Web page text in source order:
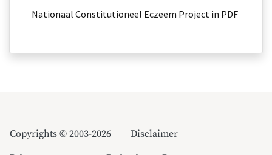
Nationaal Constitutioneel Eczeem Project in PDF
Copyrights © 2003-2026
Disclaimer